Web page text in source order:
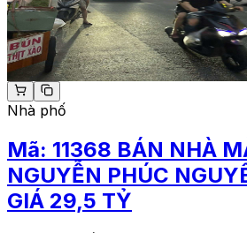
Nhà phố
Mã: 11368 BÁN NHÀ
NGUYỄN PHÚC
GIÁ 29,5 TỶ